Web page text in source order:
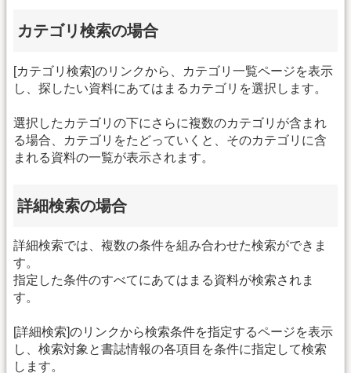
カテゴリ検索の場合
[カテゴリ検索]のリンクから、カテゴリ一覧ページを表示
し、探したい資料にあてはまるカテゴリを選択します。
選択したカテゴリの下にさらに複数のカテゴリが含まれ
る場合、カテゴリをたどっていくと、そのカテゴリに含
まれる資料の一覧が表示されます。
詳細検索の場合
詳細検索では、複数の条件を組み合わせた検索ができま
す。
指定した条件のすべてにあてはまる資料が検索されま
す。
[詳細検索]のリンクから検索条件を指定するページを表示
し、検索対象と書誌情報の各項目を条件に指定して検索
します。